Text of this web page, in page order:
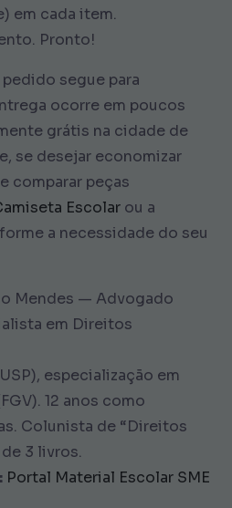
em cada item.
Pronto!
segue para
ocorre em poucos
grátis na cidade de
se desejar economizar
comparar peças
Escolar ou a
a necessidade do seu
Mendes — Advogado
em Direitos
especialização em
12 anos como
Colunista de “Direitos
3 livros.
Portal Material Escolar SME